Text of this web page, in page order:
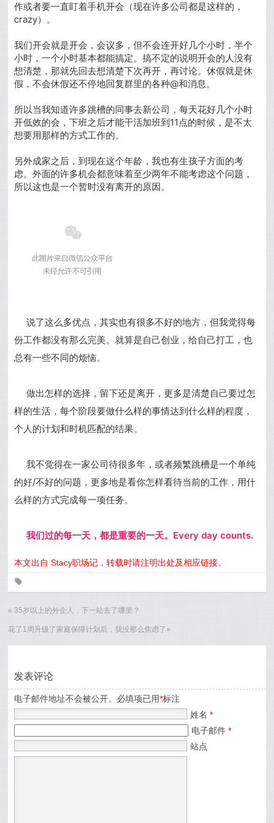
作或者要一直盯着手机开会（现在许多公司都是这样的，
crazy）。
我们开会就是开会，会议多，但不会连开好几个小时，半个
小时，一个小时基本都能搞定。搞不定的说明开会的人没有
想清楚，那就先回去想清楚下次再开，再讨论。休假就是休
假，不会休假还不停地回复群里的各种@和消息。
所以当我知道许多跳槽的同事去新公司，每天花好几个小时
开低效的会，下班之后才能干活加班到11点的时候，是不太
想要用那样的方式工作的。
另外成家之后，到现在这个年龄，我也有生孩子方面的考
虑。外面的许多机会都意味着至少两年不能考虑这个问题，
所以这也是一个暂时没有离开的原因。
说了这么多优点，其实也有很多不好的地方，但我觉得每
份工作都没有那么完美。就算是自己创业，给自己打工，也
总有一些不同的烦恼。
做出怎样的选择，留下还是离开，更多是清楚自己要过怎
样的生活，每个阶段要做什么样的事情达到什么样的程度，
个人的计划和时机匹配的结果。
我不觉得在一家公司待很多年，或者频繁跳槽是一个单纯
的好/不好的问题，更多地是看你怎样看待当前的工作，用什
么样的方式完成每一项任务。
我们过的每一天，都是重要的一天。Every day counts.
本文出自 Stacy职场记，转载时请注明出处及相应链接。
0
«35岁以上的外企人，下一站去了哪里？
花了1周升级了家庭保障计划后，我没那么焦虑了 »
发表评论
电子邮件地址不会被公开。必填项已用*标注
姓名*
电子邮件*
站点